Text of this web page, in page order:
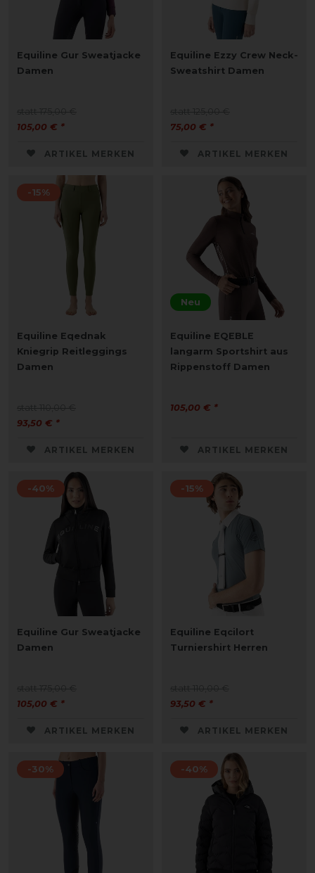
Equiline Gur Sweatjacke
Damen
105,00 € *
ARTIKEL MERKEN
Equiline Ezzy Crew Neck-
Sweatshirt Damen
75,00 € *
ARTIKEL MERKEN
-15%
Equiline Eqednak
Kniegrip Reitleggings
Damen
93,50 € *
ARTIKEL MERKEN
Neu
Equiline EQEBLE
langarm Sportshirt aus
Rippenstoff Damen
105,00 € *
ARTIKEL MERKEN
-40%
Equiline Gur Sweatjacke
Damen
105,00 € *
ARTIKEL MERKEN
-15%
Equiline Eqcilort
Turniershirt Herren
93,50 € *
ARTIKEL MERKEN
-30% -40%